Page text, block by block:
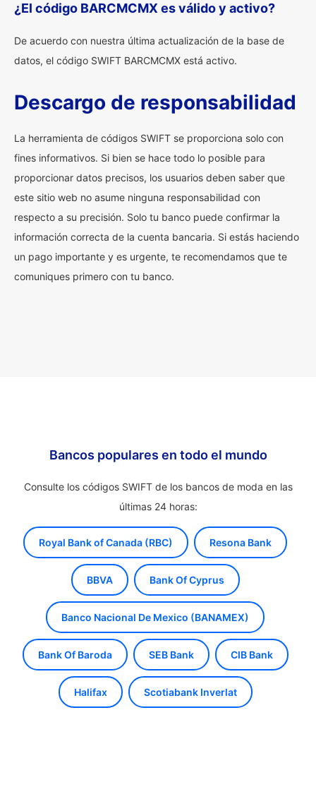
¿El código BARCMCMX es válido y activo?
De acuerdo con nuestra última actualización de la base de
datos, el código SWIFT BARCMCMX está activo.
Descargo de responsabilidad
La herramienta de códigos SWIFT se proporciona solo con
fines informativos. Si bien se hace todo lo posible para
proporcionar datos precisos, los usuarios deben saber que
este sitio web no asume ninguna responsabilidad con
respecto a su precisión. Solo tu banco puede confirmar la
información correcta de la cuenta bancaria. Si estás haciendo
un pago importante y es urgente, te recomendamos que te
comuniques primero con tu banco.
Bancos populares en todo el mundo
Consulte los códigos SWIFT de los bancos de moda en las
últimas 24 horas:
Royal Bank of Canada (RBC) Resona Bank
BBVA Bank Of Cyprus
Banco Nacional De Mexico (BANAMEX)
Bank Of Baroda SEB Bank CIB Bank
Halifax Scotiabank Inverlat